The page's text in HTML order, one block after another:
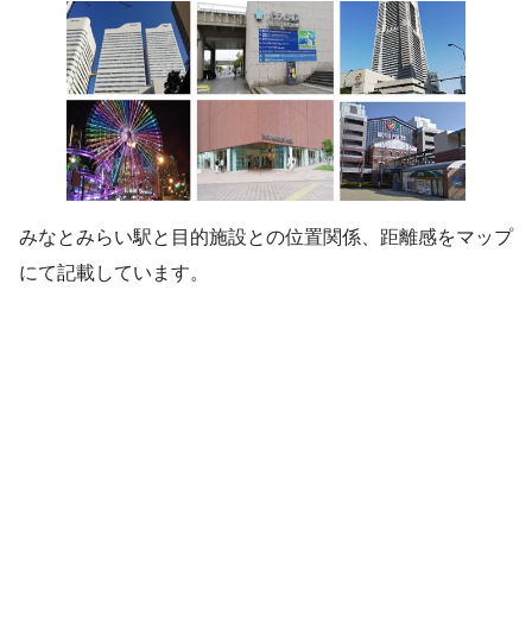
みなとみらい駅と目的施設との位置関係、距離感をマップ
にて記載しています。